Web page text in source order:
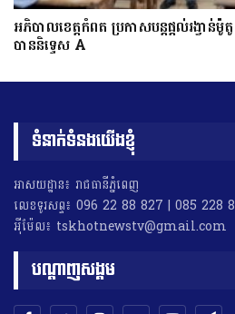
អភិបាលខេត្តកំពត ប្រកាសបន្តផ្តល់រង្វ
បាននិទ្ទេស A
ទំនាក់ទំនងយើងខ្ញុំ
អាសយដ្ឋាន៖ រាជធានីភ្នំពេញ
លេខទូរសព្ទ៖ 096 22 88 827 | 085 228
អុីម៉ែល៖ tskhotnewstv@gmail.com
បណ្តាញសង្គម